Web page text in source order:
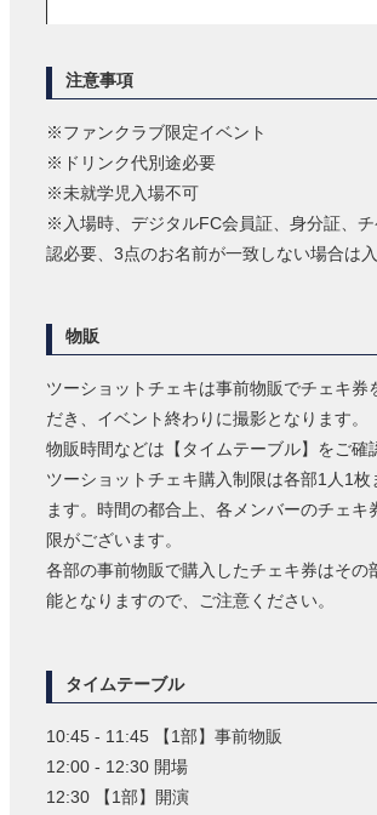
注意事項
※ファンクラブ限定イベント
※ドリンク代別途必要
※未就学児入場不可
※入場時、デジタルFC会員証、身分証、
認必要、3点のお名前が一致しない場合は入
物販
ツーショットチェキは事前物販でチェキ券
だき、イベント終わりに撮影となります。
物販時間などは【タイムテーブル】をご確
ツーショットチェキ購入制限は各部1人1枚
ます。時間の都合上、各メンバーのチェキ
限がございます。
各部の事前物販で購入したチェキ券はその
能となりますので、ご注意ください。
タイムテーブル
10:45 - 11:45 【1部】事前物販
12:00 - 12:30 開場
12:30 【1部】開演